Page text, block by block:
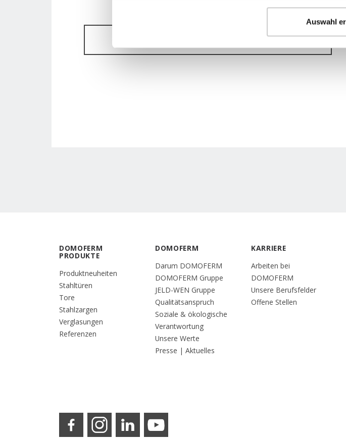
Auswahl
DOWNLOAD DOMO TECH TEIL 2
DOMOFERM
PRODUKTE
Produktneuheiten
Stahltüren
Tore
Stahlzargen
Verglasungen
Referenzen
DOMOFERM
Darum DOMOFERM
DOMOFERM Gruppe
JELD-WEN Gruppe
Qualitätsanspruch
Soziale & ökologische
Verantwortung
Unsere Werte
Presse | Aktuelles
KARRIERE
Arbeiten bei
DOMOFERM
Unsere Berufsfelder
Offene Stellen